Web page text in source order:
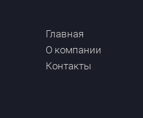
Главная
О компании
Контакты